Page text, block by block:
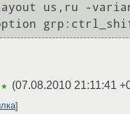
layout us,ru -
option
(07.08.2010 21:11:41